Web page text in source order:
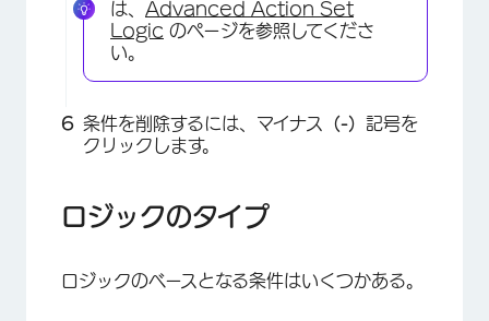
×
は、 Advanced Action Set
Logic のページを参照してくださ
い。
条件を削除するには、マイナス （-） 記号を
クリックします。
ロジックのタイプ
ロジックのベースとなる条件はいくつかある。